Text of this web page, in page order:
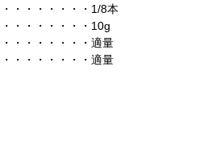
・・・・・・・1/8本
・・・・・・・10g
・・・・・・・適量
・・・・・・・適量